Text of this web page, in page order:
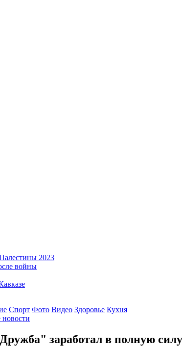
2023
войны
Спорт Фото Видео Здоровье Кухня
новости
заработал в полную силу